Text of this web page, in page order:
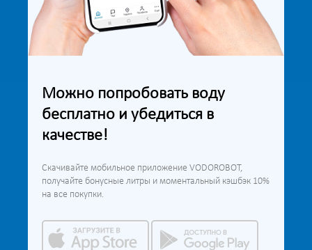
Можно попробовать воду
бесплатно и убедиться в
качестве!
Скачивайте мобильное приложение VODOROBOT,
получайте бонусные литры и моментальный кэшбэк 10%
на все покупки.